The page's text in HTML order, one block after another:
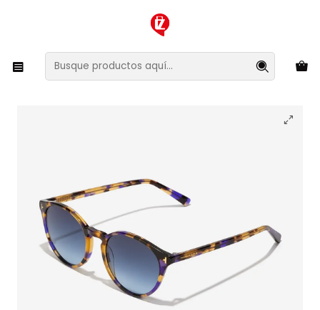
XMAS SALE ¡Compra antes de que la oferta termine!
Lentes y Accesorios Lentes de Sol
Lentes de Sol Hawkers Salt HSAL23CLX0